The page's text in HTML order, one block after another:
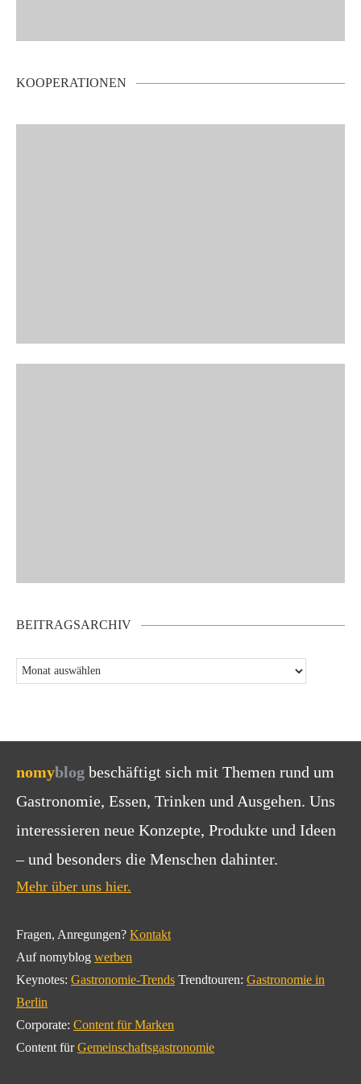
KOOPERATIONEN
BEITRAGSARCHIV
nomyblog beschäftigt sich mit Themen rund um
Gastronomie, Essen, Trinken und Ausgehen. Uns
interessieren neue Konzepte, Produkte und Ideen
– und besonders die Menschen dahinter.
Mehr über uns hier.
Fragen, Anregungen? Kontakt
Auf nomyblog werben
Keynotes: Gastronomie-Trends Trendtouren: Gastronomie in
Berlin
Corporate: Content für Marken
Content fürGemeinschaftsgastronomie